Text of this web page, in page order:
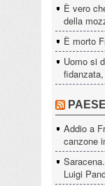
È vero
della
È morto
Uomo si
Addio a
canzone
Luigi